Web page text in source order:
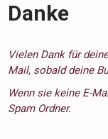
Danke
Vielen Dank für
Mail, sobald deine
Wenn sie keine E-
Spam Ordner.